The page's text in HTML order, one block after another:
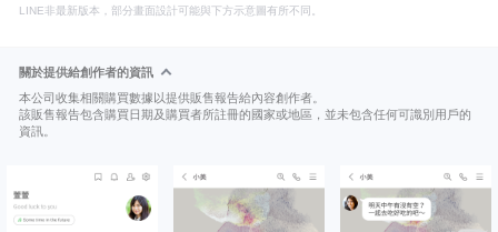
LINE非最新版本，部分畫面設計可能與下方示意圖有所不同。
關於提供給創作者的資訊
本公司收集相關購買數據以提供販售報告給內容創作者。
該販售報告包含購買日期及購買者所註冊的國家或地區，並未包含任何可識別用戶的
資訊。